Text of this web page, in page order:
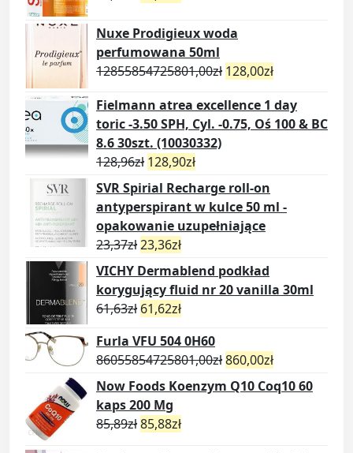
Nuxe Prodigieux woda
perfumowana 50ml
12855854725801,00zł 128,00zł
Fielmann atrea excellence 1 day
toric -3.50 SPH, Cyl. -0.75, Oś 100 & BC
8.6 30szt. (10030332)
128,96zł 128,90zł
SVR Spirial Recharge roll-on
antyperspirant w kulce 50 ml -
opakowanie uzupełniające
23,37zł23,36zł
VICHY Dermablend podkład
korygujący fluid nr 20 vanilla 30ml
61,63zł 61,62zł
Furla VFU 504 0H60
86055854725801,00zł860,00zł
Now Foods Koenzym Q10 Coq10 60
kaps 200 Mg
85,89zł85,88zł